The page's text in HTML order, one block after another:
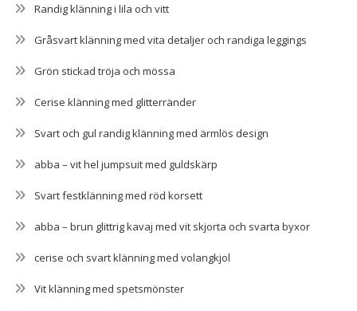
Randig klänning i lila och vitt
Gråsvart klänning med vita detaljer och randiga leggings
Grön stickad tröja och mössa
Cerise klänning med glitterränder
Svart och gul randig klänning med ärmlös design
abba – vit hel jumpsuit med guldskärp
Svart festklänning med röd korsett
abba – brun glittrig kavaj med vit skjorta och svarta byxor
cerise och svart klänning med volangkjol
Vit klänning med spetsmönster